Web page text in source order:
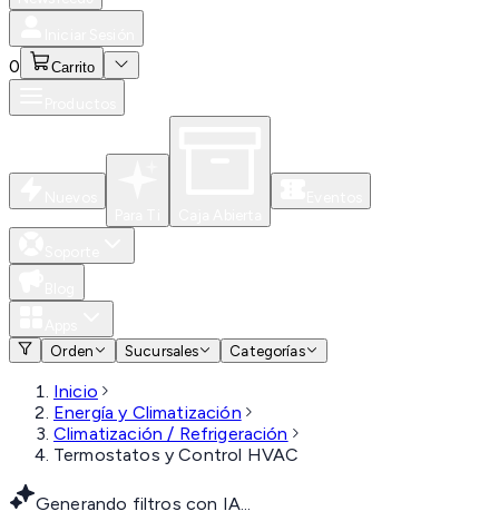
0 Carrito
Orden
Sucursales Categorías
Inicio
Energía y Climatización
Climatización / Refrigeración
Termostatos y Control HVAC
Generando filtros con IA...